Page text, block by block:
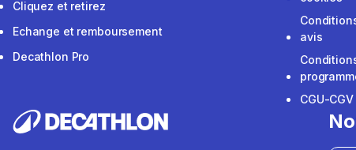
Cliquez et retirez
Echange et remboursement
Decathlon Pro
avis
CGU-CGV